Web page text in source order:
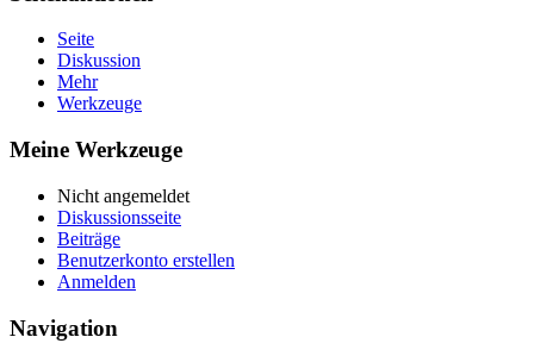
Seite
Diskussion
Mehr
Werkzeuge
Meine Werkzeuge
Nicht angemeldet
Diskussionsseite
Beiträge
Benutzerkonto erstellen
Anmelden
Navigation